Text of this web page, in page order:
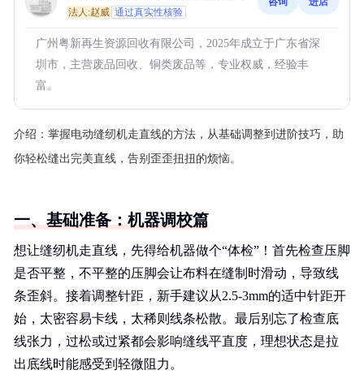
法人:赵威 通过真实性核验
广州粤新再生资源回收有限公司，2025年成立于广东省深
圳市，主营废品回收、铜类废品等，专业权威，经验丰
富。
介绍： 掌握电动缝纫机走直线的方法，从基础调整到进阶技巧，助
你轻松缝出完美直线，告别歪歪扭扭的烦恼。
一、基础准备：机器调校篇
想让缝纫机走直线，先得给机器做个“体检”！首先检查压脚
是否平整，不平整的压脚会让布料在缝制时滑动，导致线
条歪斜。接着调整针距，新手建议从2.5-3mm的适中针距开
始，太密容易卡线，太稀则线条松散。最后别忘了检查底
线张力，过松或过紧都会影响缝线平直度，理想状态是拉
出底线时能感受到轻微阻力。